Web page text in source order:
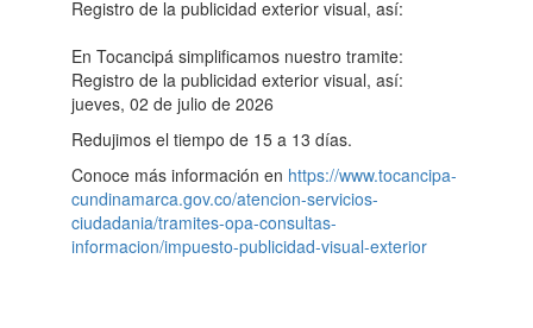
En Tocancipá simplificamos nuestro tramite:
Registro de la publicidad exterior visual, así:
jueves, 02 de julio de 2026
Redujimos el tiempo de 15 a 13 días.
Conoce más información en https://www.tocancipa-
cundinamarca.gov.co/atencion-servicios-
ciudadania/tramites-opa-consultas-
informacion/impuesto-publicidad-visual-exterior